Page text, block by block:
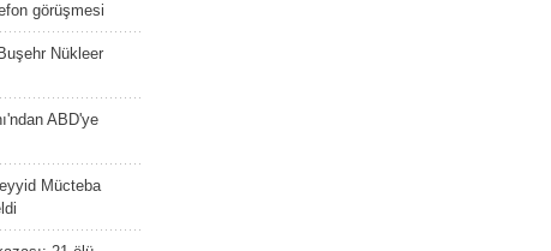
görüşmesi
Nükleer
ABD'ye
Mücteba